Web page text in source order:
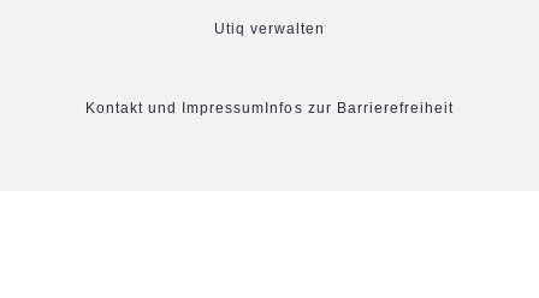
Utiq verwalten
Kontakt und Impressum Infos zur Barrierefreiheit